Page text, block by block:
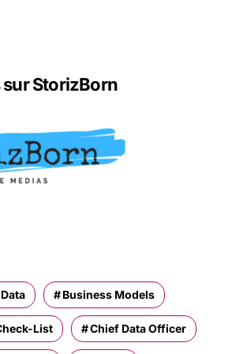
sur StorizBorn
Business Models
List Chief Data Officer